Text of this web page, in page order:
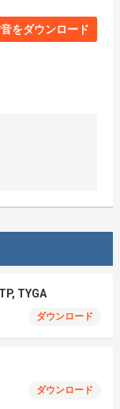
をダウンロード
TYGA
ダウンロード
ダウンロード